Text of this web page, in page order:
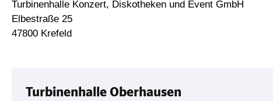
Turbinenhalle Konzert, Diskotheken und Event GmbH
Elbestraße 25
47800 Krefeld
Turbinenhalle Oberhausen